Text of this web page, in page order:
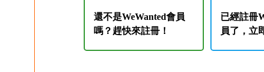
還不是WeWanted會員
嗎？趕快來註冊！
已經註冊
員了，立